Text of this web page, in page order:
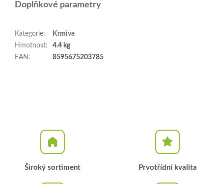
Doplňkové parametry
Kategorie:
Krmiva
Hmotnost:
4.4 kg
EAN : 8595675203785
Široký sortiment Prvotřídní kvalita